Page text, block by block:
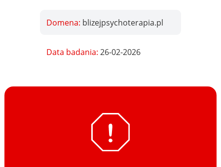
Domena: blizejpsychoterapia.pl
Data badania:26-02-2026